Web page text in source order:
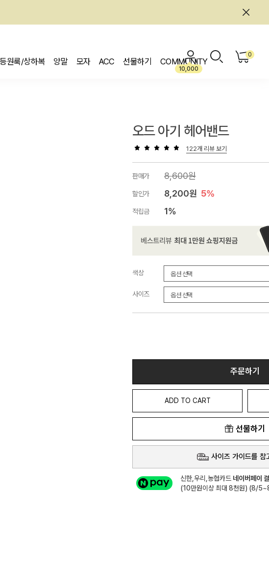
등원룩/상하복 양말 모자 ACC 선물하기 COMMUNITY
10,000
0
오드 아기 헤어밴드
122개 리뷰 보기
판매가 8,600원
할인가 8,200원 5%
적립금 1%
색상
사이즈
주문하기
ADD TO CART
선물하기
사이즈 가이드를 참
신한,우리,농협카드 네이버페이
(10만원이상 최대 8천원) (8/